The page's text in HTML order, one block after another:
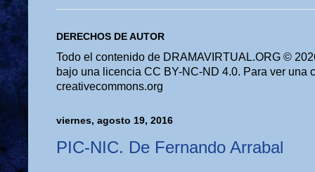
DERECHOS DE AUTOR
Todo el contenido de DRAMAVIRTUAL.ORG ©
bajo una licencia CC BY-NC-ND 4.0. Para ver una
creativecommons.org
viernes, agosto 19, 2016
PIC-NIC. De Fernando Arrabal